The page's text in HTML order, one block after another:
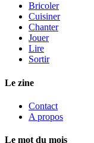
Bricoler
Cuisiner
Chanter
Jouer
Lire
Sortir
Le zine
Contact
A propos
Le mot du mois